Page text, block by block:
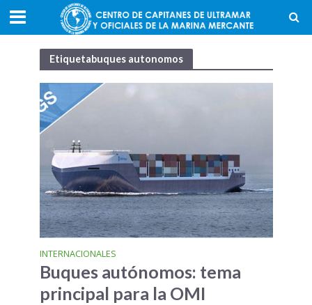
Etiquetabuques autonomos
INTERNACIONALES
Buques autónomos: tema
principal para la OMI